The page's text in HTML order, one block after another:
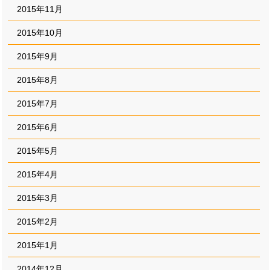
2015年11月
2015年10月
2015年9月
2015年8月
2015年7月
2015年6月
2015年5月
2015年4月
2015年3月
2015年2月
2015年1月